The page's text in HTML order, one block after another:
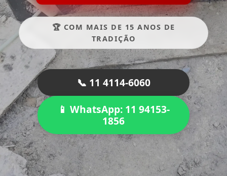
🏆 COM MAIS DE 15 ANOS DE
TRADIÇÃO
📞 11 4114-6060
📱 WhatsApp: 11 94153-
1856